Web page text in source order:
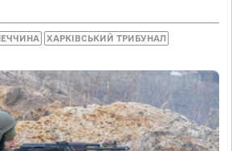
ХАРКІВСЬКИЙ ТРИБУНАЛ